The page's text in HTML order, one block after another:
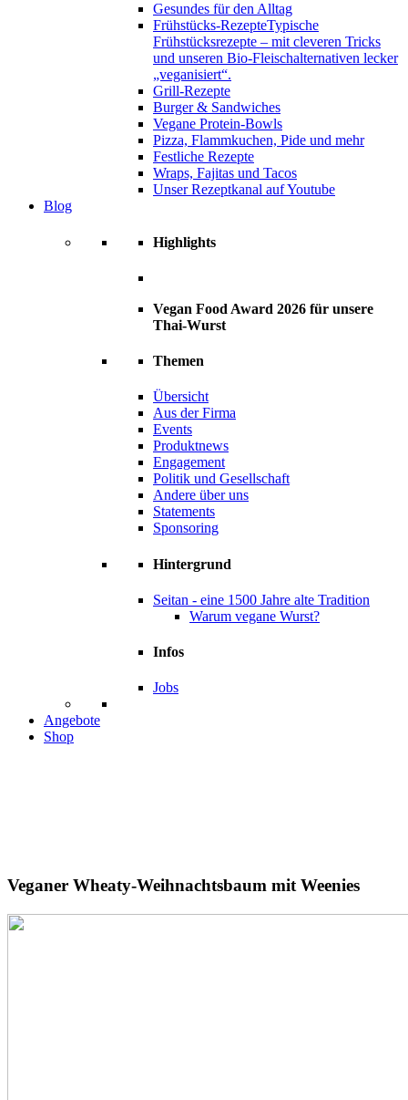
Gesundes für den Alltag
Frühstücks-RezepteTypische
Frühstücksrezepte – mit cleveren Tricks
und unseren Bio-Fleischalternativen lecker
„veganisiert“.
Grill-Rezepte
Burger & Sandwiches
Vegane Protein-Bowls
Pizza, Flammkuchen, Pide und mehr
Festliche Rezepte
Wraps, Fajitas und Tacos
Unser Rezeptkanal auf Youtube
Blog
Highlights
Vegan Food Award 2026 für unsere
Thai-Wurst
Themen
Übersicht
Aus der Firma
Events
Produktnews
Engagement
Politik und Gesellschaft
Andere über uns
Statements
Sponsoring
Hintergrund
Seitan - eine 1500 Jahre alte Tradition
Warum vegane Wurst?
Infos
Jobs
Angebote
Shop
Veganer Wheaty-Weihnachtsbaum mit Weenies